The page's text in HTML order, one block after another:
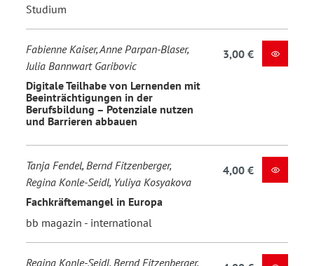
Studium
Fabienne Kaiser, Anne Parpan-Blaser,
Julia Bannwart Garibovic
Digitale Teilhabe von Lernenden mit
Beeinträchtigungen in der
Berufsbildung – Potenziale nutzen
und Barrieren abbauen
3,00 €
Tanja Fendel, Bernd Fitzenberger,
Regina Konle-Seidl, Yuliya Kosyakova
Fachkräftemangel in Europa
bb magazin - international
4,00 €
Regina Konle-Seidl, Bernd Fitzenberger,